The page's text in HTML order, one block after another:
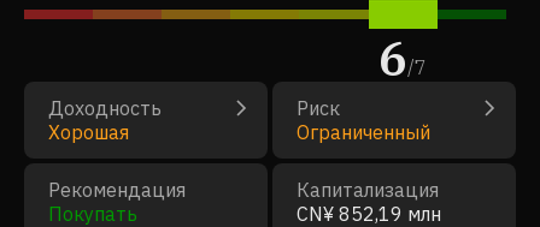
6/7
Доходность
Хорошая
Риск
Ограниченный
Рекомендация
Покупать
Капитализация
CN¥ 852,19 млн